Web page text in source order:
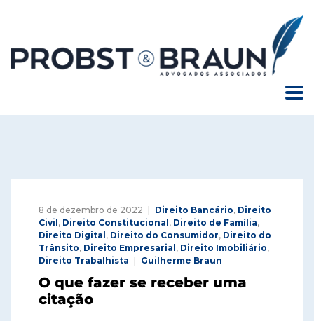
8 de dezembro de 2022 Direito Bancário, Direito
Civil, Direito Constitucional, Direito de Família,
Direito Digital, Direito do Consumidor, Direito do
Trânsito, Direito Empresarial, Direito Imobiliário,
Direito Trabalhista
Guilherme Braun
O que fazer se receber uma
citação